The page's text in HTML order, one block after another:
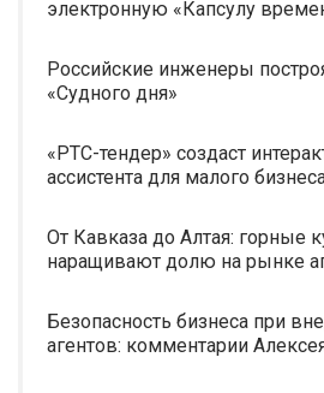
электронную «Капсулу
Российские инженеры
«Судного дня»
«РТС-тендер» создаст
ассистента для малого
От Кавказа до Алтая: горные
наращивают долю на рынке
Безопасность бизнеса при
агентов: комментарии